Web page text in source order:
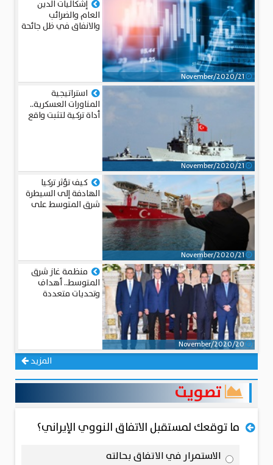
21/November/2020
إشكاليات الدين
العام والضرائب
والانفاق في ظل جائحة
استراتيجية
المناورات العسكرية..
أداة تركية لتثبت واقع
كيف تؤثر تركيا
الهادفة إلى السيطرة
شرق المتوسط على
منظمة غاز شرق
المتوسط.. أهداف
وتحديات متعددة
المزيد
تصويت
ما توقعك لمستقبل الاتفاق النووي الإيراني؟
الاستمرار في الاتفاق بحالته